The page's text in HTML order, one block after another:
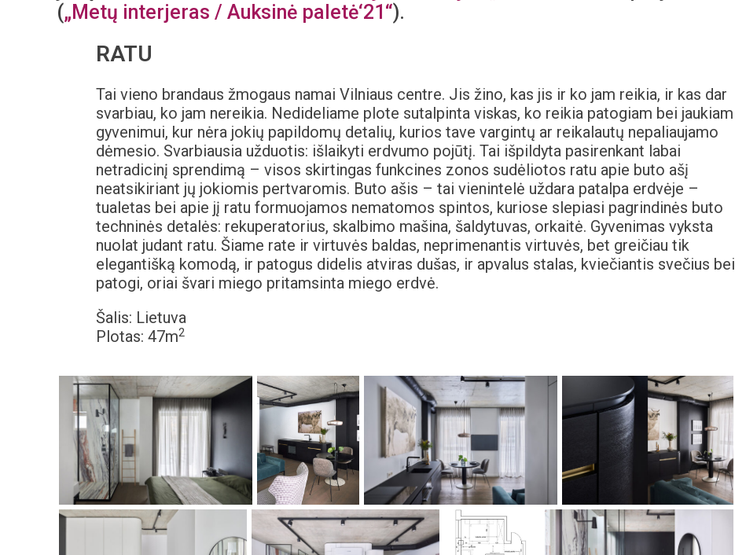
(„Metų interjeras / Auksinė paletė‘21“).
RATU
Tai vieno brandaus žmogaus namai Vilniaus centre. Jis žino, kas jis ir ko jam reikia, ir kas dar
svarbiau, ko jam nereikia. Nedideliame plote sutalpinta viskas, ko reikia patogiam bei jaukiam
gyvenimui, kur nėra jokių papildomų detalių, kurios tave vargintų ar reikalautų nepaliaujamo
dėmesio. Svarbiausia užduotis: išlaikyti erdvumo pojūtį. Tai išpildyta pasirenkant labai
netradicinį sprendimą – visos skirtingas funkcines zonos sudėliotos ratu apie buto ašį
neatsikiriant jų jokiomis pertvaromis. Buto ašis – tai vienintelė uždara patalpa erdvėje –
tualetas bei apie jį ratu formuojamos nematomos spintos, kuriose slepiasi pagrindinės buto
techninės detalės: rekuperatorius, skalbimo mašina, šaldytuvas, orkaitė. Gyvenimas vyksta
nuolat judant ratu. Šiame rate ir virtuvės baldas, neprimenantis virtuvės, bet greičiau tik
elegantišką komodą, ir patogus didelis atviras dušas, ir apvalus stalas, kviečiantis svečius bei
patogi, oriai švari miego pritamsinta miego erdvė.
Šalis: Lietuva
Plotas: 47m2